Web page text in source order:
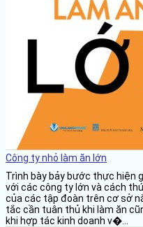
Công ty nhỏ làm ăn lớn
Trình bày bảy bước thực hiện
với các công ty lớn và cách
của các tập đoàn trên cơ sở
tắc cần tuân thủ khi làm ăn
khi hợp tác kinh doanh v�...